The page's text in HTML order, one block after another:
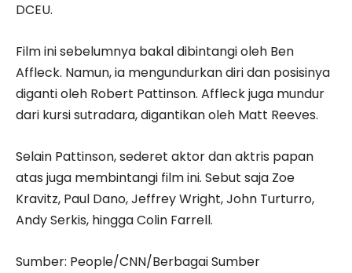
DCEU.
Film ini sebelumnya bakal dibintangi oleh Ben
Affleck. Namun, ia mengundurkan diri dan posisinya
diganti oleh Robert Pattinson. Affleck juga mundur
dari kursi sutradara, digantikan oleh Matt Reeves.
Selain Pattinson, sederet aktor dan aktris papan
atas juga membintangi film ini. Sebut saja Zoe
Kravitz, Paul Dano, Jeffrey Wright, John Turturro,
Andy Serkis, hingga Colin Farrell.
Sumber: People/CNN/Berbagai Sumber